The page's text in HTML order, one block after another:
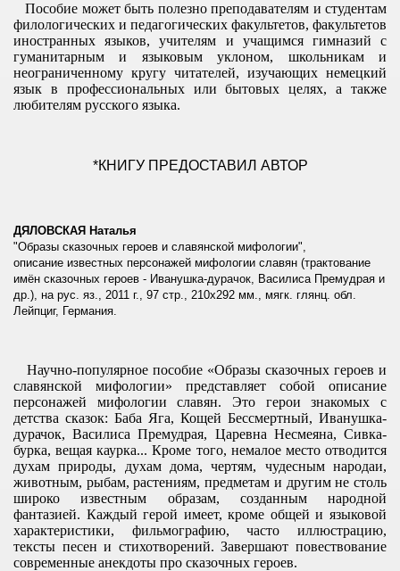
Пособие может быть полезно преподавателям и студентам
филологических и педагогических факультетов, факультетов
иностранных языков, учителям и учащимся гимназий с
гуманитарным и языковым уклоном, школьникам и
неограниченному кругу читателей, изучающих немецкий
язык в профессиональных или бытовых целях, а также
любителям русского языка.
*КНИГУ ПРЕДОСТАВИЛ АВТОР
ДЯЛОВСКАЯ Наталья
"Образы сказочных героев и славянской мифологии",
описание известных персонажей мифологии славян (трактование
имён сказочных героев - Иванушка-дурачок, Василиса Премудрая и
др.), на рус. яз., 2011 г., 97 стр., 210х292 мм., мягк. глянц. обл.
Лейпциг, Германия.
Научно-популярное пособие «Образы сказочных героев и
славянской мифологии» представляет собой описание
персонажей мифологии славян. Это герои знакомых с
детства сказок: Баба Яга, Кощей Бессмертный, Иванушка-
дурачок, Василиса Премудрая, Царевна Несмеяна, Сивка-
бурка, вещая каурка... Кроме того, немалое место отводится
духам природы, духам дома, чертям, чудесным народаи,
животным, рыбам, растениям, предметам и другим не столь
широко известным образам, созданным народной
фантазией. Каждый герой имеет, кроме общей и языковой
характеристики, фильмографию, часто иллюстрацию,
тексты песен и стихотворений. Завершают повествование
современные анекдоты про сказочных героев.